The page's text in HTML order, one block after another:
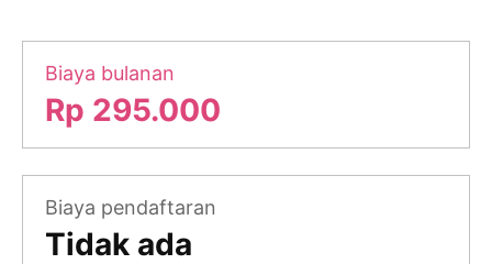
Biaya bulanan
Rp 295.000
Biaya pendaftaran
Tidak ada